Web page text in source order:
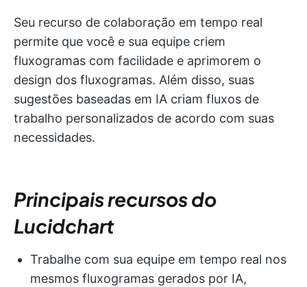
Seu recurso de colaboração em tempo real
permite que você e sua equipe criem
fluxogramas com facilidade e aprimorem o
design dos fluxogramas. Além disso, suas
sugestões baseadas em IA criam fluxos de
trabalho personalizados de acordo com suas
necessidades.
Principais recursos do
Lucidchart
Trabalhe com sua equipe em tempo real nos
mesmos fluxogramas gerados por IA,